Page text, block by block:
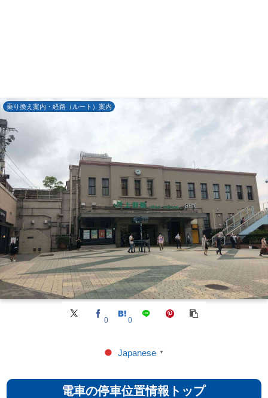
乗り換え案内・経路（ルート）案内
0 0
Japanese ▼
電車の停車位置情報トップ